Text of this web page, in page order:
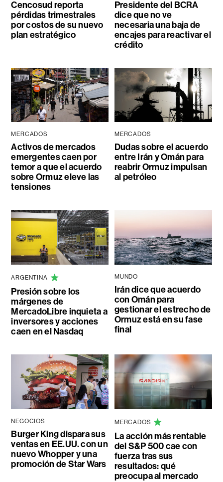
Cencosud reporta
pérdidas trimestrales
por costos de su nuevo
plan estratégico
Presidente del BCRA
dice que no ve
necesaria una baja de
encajes para reactivar el
crédito
MERCADOS
Activos de mercados
emergentes caen por
temor a que el acuerdo
sobre Ormuz eleve las
tensiones
MERCADOS
Dudas sobre el acuerdo
entre Irán y Omán para
reabrir Ormuz impulsan
al petróleo
ARGENTINA
Presión sobre los
márgenes de
MercadoLibre inquieta a
inversores y acciones
caen en el Nasdaq
MUNDO
Irán dice que acuerdo
con Omán para
gestionar el estrecho de
Ormuz está en su fase
final
NEGOCIOS
Burger King dispara sus
ventas en EE.UU. con un
nuevo Whopper y una
promoción de Star Wars
MERCADOS
La acción más rentable
del S&P 500 cae con
fuerza tras sus
resultados: qué
preocupa al mercado